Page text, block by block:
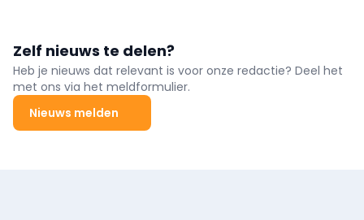
Zelf nieuws te delen?
Heb je nieuws dat relevant is voor onze redactie? Deel het
met ons via het meldformulier.
Nieuws melden